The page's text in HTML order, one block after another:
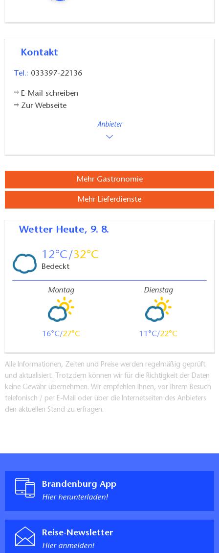
Kontakt
Tel.: 033397-22136
E-Mail schreiben
Zur Webseite
Anbieter
Mehr Gastronomie
Mehr Lieferdienste
Wetter Heute, 9. 8.
12 32
Bedeckt
Montag
16 27
Dienstag
11 22
Alle Informationen, Zeiten und Preise werden regelmäßig geprüft
und aktualisiert. Trotzdem können wir für die Richtigkeit der Daten
keine Gewähr übernehmen. Wir empfehlen Ihnen, vor Ihrem Besuch
telefonisch / per E-Mail oder über die Internetseiten des Anbieters
den aktuellen Stand zu erfragen.
Brandenburg App
Hier herunterladen!
Reise-Newsletter
Hier anmelden!